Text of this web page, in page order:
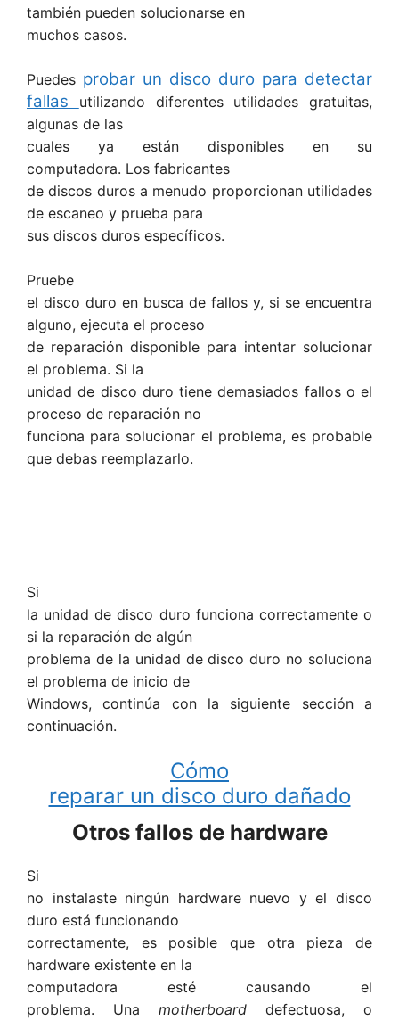
también pueden solucionarse en
muchos casos.
Puedes probar un disco duro para detectar
fallas
utilizando diferentes utilidades gratuitas,
algunas de las
cuales ya están disponibles en su
computadora. Los fabricantes
de discos duros a menudo proporcionan utilidades
de escaneo y prueba para
sus discos duros específicos.
Pruebe
el disco duro en busca de fallos y, si se encuentra
alguno, ejecuta el proceso
de reparación disponible para intentar solucionar
el problema. Si la
unidad de disco duro tiene demasiados fallos o el
proceso de reparación no
funciona para solucionar el problema, es probable
que debas reemplazarlo.
Si
la unidad de disco duro funciona correctamente o
si la reparación de algún
problema de la unidad de disco duro no soluciona
el problema de inicio de
Windows, continúa con la siguiente sección a
continuación.
Cómo
reparar un disco duro dañado
Otros fallos de hardware
Si
no instalaste ningún hardware nuevo y el disco
duro está funcionando
correctamente, es posible que otra pieza de
hardware existente en la
computadora esté causando el
problema. Una motherboard defectuosa, o